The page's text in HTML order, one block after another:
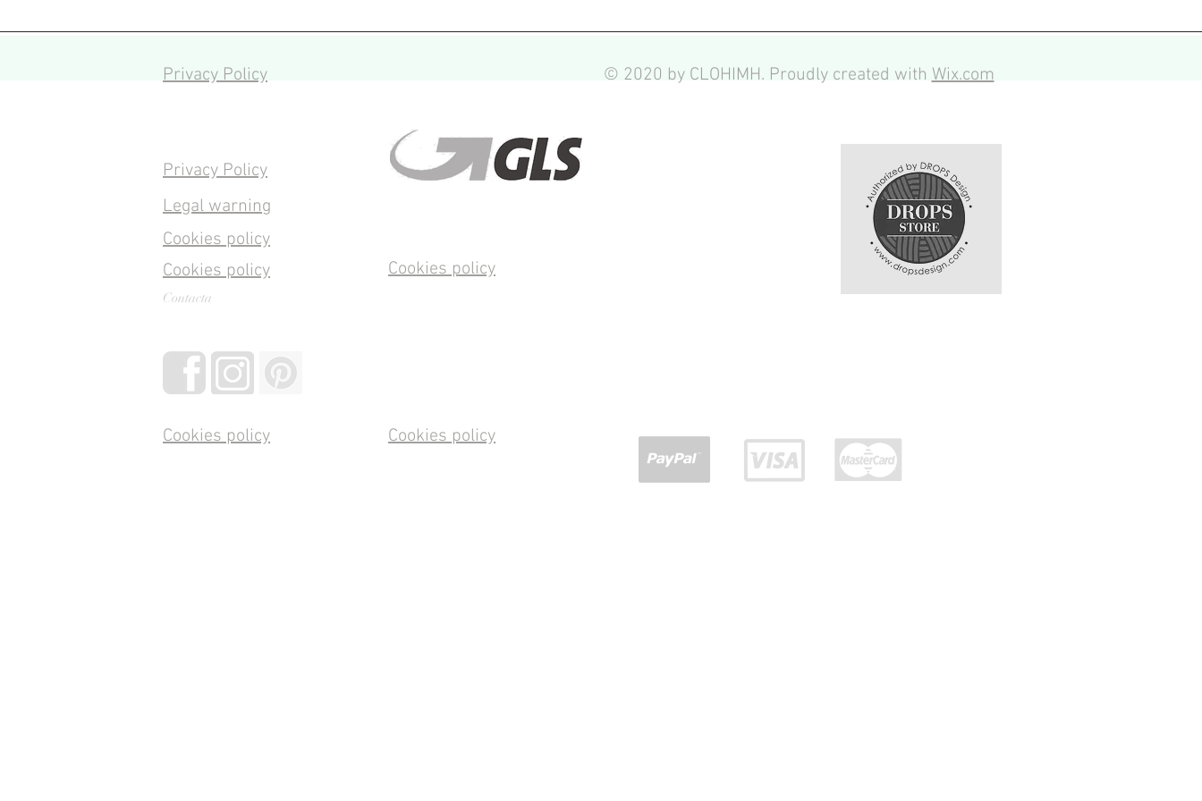
Privacy Policy © 2020 by CLOHIMH. Proudly created withWix.com
Privacy Policy
Legal warning
Cookies policy
Cookies policy
Contacta
Cookies policy
Cookies policy Cookies policy